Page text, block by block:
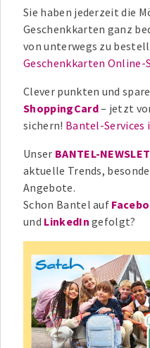
Sie haben jederzeit die
Geschenkkarten ganz
von unterwegs zu
Geschenkkarten Online-
Clever punkten und
ShoppingCard– jetzt
sichern! Bantel-Services
Unser BANTEL-
aktuelle Trends,
Angebote.
Schon Bantel auf
und LinkedIn gefolgt?